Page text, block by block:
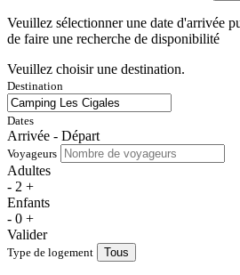
Veuillez sélectionner une date d'arrivée
de faire une recherche de disponibilité
Veuillez choisir une destination.
Destination
Dates
Arrivée - Départ
Voyageurs
Adultes
- 2 +
Enfants
- 0 +
Valider
Type de logement Tous